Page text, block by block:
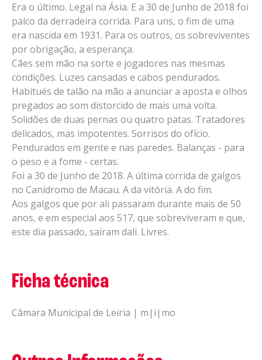
Era o último. Legal na Ásia. E a 30 de Junho de 2018 foi
palco da derradeira corrida. Para uns, o fim de uma
era nascida em 1931. Para os outros, os sobreviventes
por obrigação, a esperança.
Cães sem mão na sorte e jogadores nas mesmas
condições. Luzes cansadas e cabos pendurados.
Habitués de talão na mão a anunciar a aposta e olhos
pregados ao som distorcido de mais uma volta.
Solidões de duas pernas ou quatro patas. Tratadores
delicados, mas impotentes. Sorrisos do ofício.
Pendurados em gente e nas paredes. Balanças - para
o peso e a fome - certas.
Foi a 30 de Junho de 2018. A última corrida de galgos
no Canídromo de Macau. A da vitória. A do fim.
Aos galgos que por ali passaram durante mais de 50
anos, e em especial aos 517, que sobreviveram e que,
este dia passado, saíram dali. Livres.
Ficha técnica
Câmara Municipal de Leiria | m|i|mo